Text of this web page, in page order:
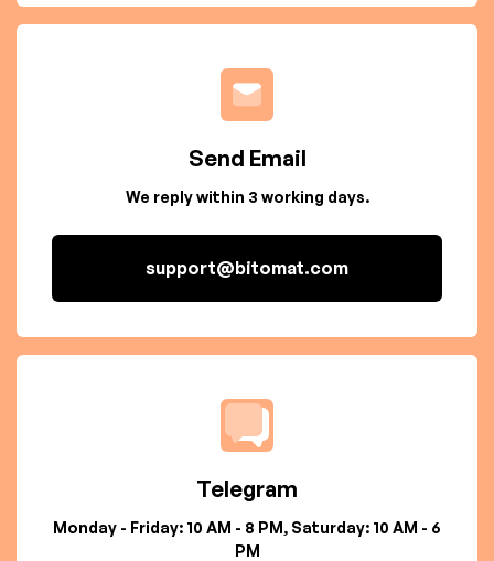
Send Email
We reply within 3 working days.
support@bitomat.com
Telegram
Monday - Friday: 10 AM - 8 PM, Saturday: 10 AM - 6
PM